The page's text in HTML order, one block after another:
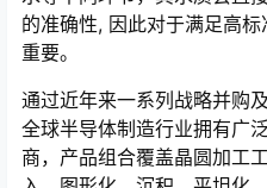
的准确性, 因此对于满足高
重要。
通过近年来一系列战略并购
全球半导体制造行业拥有广
商，产品组合覆盖晶圆加工